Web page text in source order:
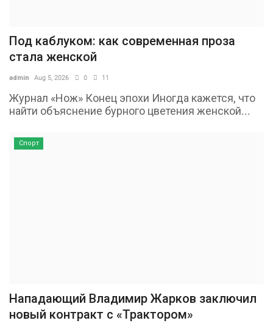
Под каблуком: как современная проза
стала женской
admin Aug 5, 2026 0 11
Журнал «Нож» Конец эпохи Иногда кажется, что
найти объяснение бурного цветения женской...
Спорт
Нападающий Владимир Жарков заключил
новый контракт с «Трактором»